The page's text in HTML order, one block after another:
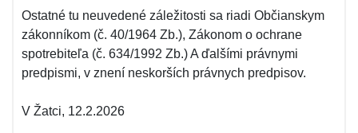
Ostatné tu neuvedené záležitosti sa riadi Občianskym
zákonníkom (č. 40/1964 Zb.), Zákonom o ochrane
spotrebiteľa (č. 634/1992 Zb.) A ďalšími právnymi
predpismi, v znení neskorších právnych predpisov.
V Žatci, 12.2.2026